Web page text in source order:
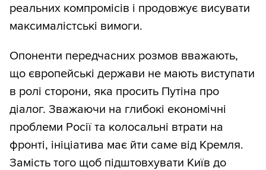
реальних компромісів і продовжує висувати
максималістські вимоги.
Опоненти передчасних розмов вважають,
що європейські держави не мають виступати
в ролі сторони, яка просить Путіна про
діалог. Зважаючи на глибокі економічні
проблеми Росії та колосальні втрати на
фронті, ініціатива має йти саме від Кремля.
Замість того щоб підштовхувати Київ до